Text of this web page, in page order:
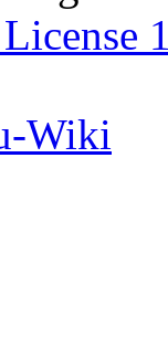
Wiki